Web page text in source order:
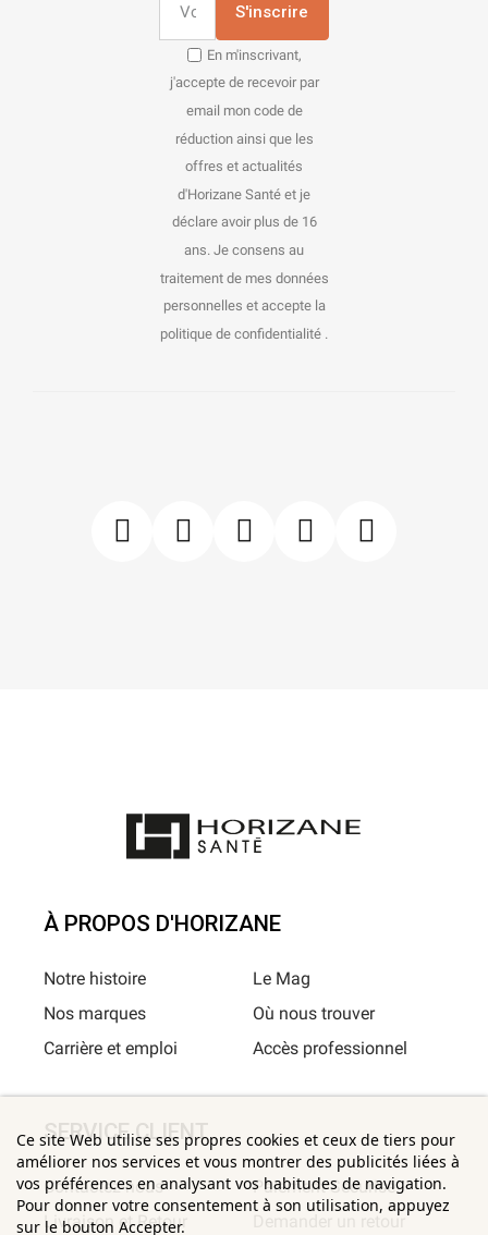
S'inscrire
En m'inscrivant,
j'accepte de recevoir par
email mon code de
réduction ainsi que les
offres et actualités
d'Horizane Santé et je
déclare avoir plus de 16
ans. Je consens au
traitement de mes données
personnelles et accepte la
politique de confidentialité .
Ce site Web utilise ses propres cookies et ceux de tiers pour
améliorer nos services et vous montrer des publicités liées à
vos préférences en analysant vos habitudes de navigation.
Pour donner votre consentement à son utilisation, appuyez
sur le bouton Accepter.
À PROPOS D'HORIZANE
Notre histoire
Nos marques
Carrière et emploi
Le Mag
Où nous trouver
Accès professionnel
SERVICE CLIENT
Contactez-nous
Livraison et Retour
Paiement Sécurisé
Demander un retour